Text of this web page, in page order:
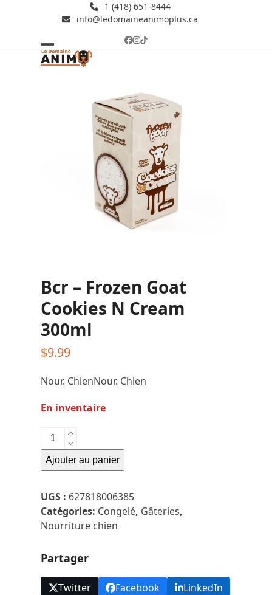
1 (418) 651-8444
info@ledomaineanimoplus.ca
Facebook
Instagram
Tiktok
Open
Close
Bcr – Frozen Goat
Cookies N Cream
300ml
$9.99
Nour. ChienNour. Chien
En inventaire
quantité
de
Bcr
Frozen
Goat
Cookies
300ml
Ajouter au panier
UGS : 627818006385
Catégories: Congelé, Gâteries,
Nourriture chien
Partager
Twitter Facebook
LinkedIn